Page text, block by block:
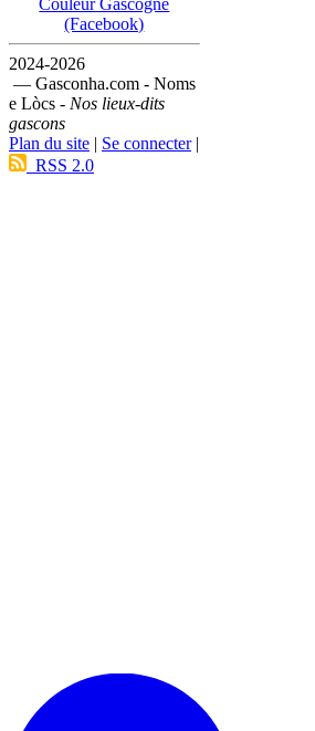
Couleur Gascogne
(Facebook)
2024-2026
— Gasconha.com - Noms
e Lòcs - Nos lieux-dits
gascons
Plan du site | Se connecter|
RSS 2.0